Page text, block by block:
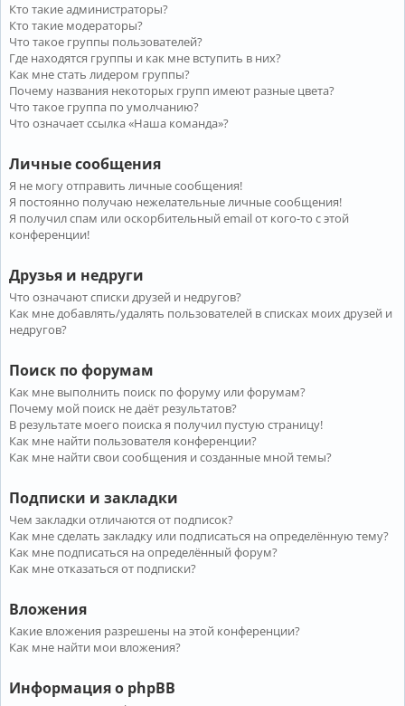
Кто такие администраторы?
Кто такие модераторы?
Что такое группы пользователей?
Где находятся группы и как мне вступить в них?
Как мне стать лидером группы?
Почему названия некоторых групп имеют разные цвета?
Что такое группа по умолчанию?
Что означает ссылка «Наша команда»?
Личные сообщения
Я не могу отправить личные сообщения!
Я постоянно получаю нежелательные личные сообщения!
Я получил спам или оскорбительный email от кого-то с этой
конференции!
Друзья и недруги
Что означают списки друзей и недругов?
Как мне добавлять/удалять пользователей в списках моих друзей и
недругов?
Поиск по форумам
Как мне выполнить поиск по форуму или форумам?
Почему мой поиск не даёт результатов?
В результате моего поиска я получил пустую страницу!
Как мне найти пользователя конференции?
Как мне найти свои сообщения и созданные мной темы?
Подписки и закладки
Чем закладки отличаются от подписок?
Как мне сделать закладку или подписаться на определённую тему?
Как мне подписаться на определённый форум?
Как мне отказаться от подписки?
Вложения
Какие вложения разрешены на этой конференции?
Как мне найти мои вложения?
Информация о phpBB